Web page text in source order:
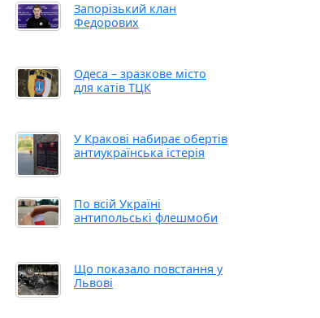
Запорізький клан
Федорових
Одеса – зразкове місто
для катів ТЦК
У Кракові набирає обертів
антиукраїнська істерія
По всій Україні
антипольські флешмоби
Що показало повстання у
Львові